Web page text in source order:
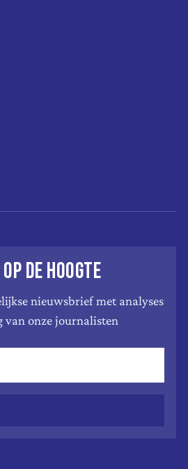
DE HOOGTE
nieuwsbrief met analyses
van onze journalisten